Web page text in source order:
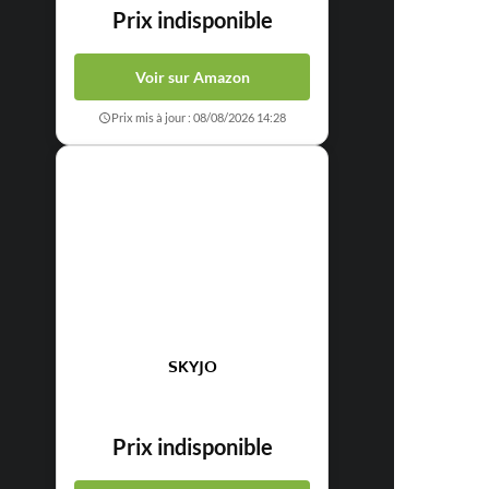
Prix indisponible
Voir sur Amazon
Prix mis à jour : 08/08/2026 14:28
SKYJO
Prix indisponible